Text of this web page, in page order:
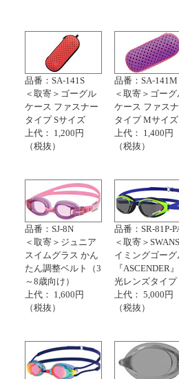
品番：SA-141S
＜取寄＞ゴーグル
ケース ファスナー
タイプ Sサイズ
上代： 1,200円
（税抜）
品番：SA-141M
＜取寄＞ゴーグ
ケース ファス
タイプ Mサイズ
上代： 1,400円
（税抜）
品番：SJ-8N
＜取寄＞ジュニア
スイムグラス かん
たん調整ベルト（3
～8歳向け）
上代： 1,600円
（税抜）
品番：SR-81P-
＜取寄＞
イミングゴーグ
『ASCENDER
光レンズタイプ
上代： 5,000円
（税抜）